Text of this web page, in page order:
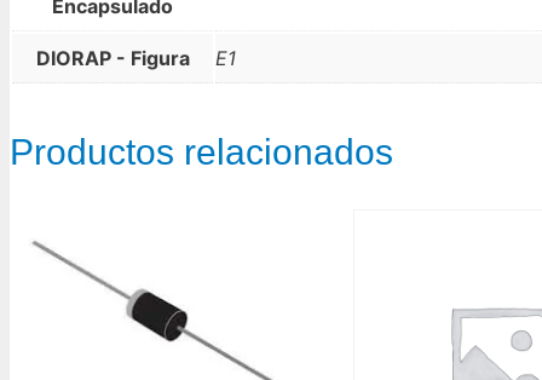
Encapsulado
DIORAP - Figura E1
Productos relacionados